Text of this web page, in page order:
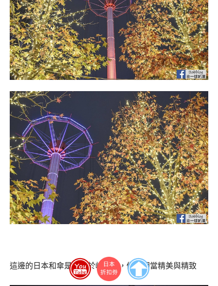
這邊的日本和傘是產自於岐阜縣，做工相當精美與精致